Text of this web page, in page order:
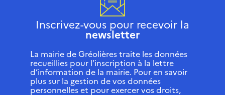
Inscrivez-vous pour recevoir la
newsletter
La mairie de Gréolières traite les données
recueillies pour l’inscription à la lettre
d’information de la mairie. Pour en savoir
plus sur la gestion de vos données
personnelles et pour exercer vos droits,